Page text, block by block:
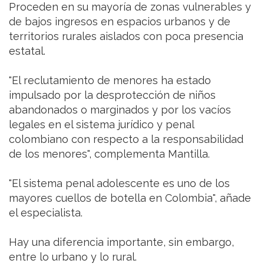
Proceden en su mayoría de zonas vulnerables y
de bajos ingresos en espacios urbanos y de
territorios rurales aislados con poca presencia
estatal.
"El reclutamiento de menores ha estado
impulsado por la desprotección de niños
abandonados o marginados y por los vacíos
legales en el sistema jurídico y penal
colombiano con respecto a la responsabilidad
de los menores", complementa Mantilla.
"El sistema penal adolescente es uno de los
mayores cuellos de botella en Colombia", añade
el especialista.
Hay una diferencia importante, sin embargo,
entre lo urbano y lo rural.